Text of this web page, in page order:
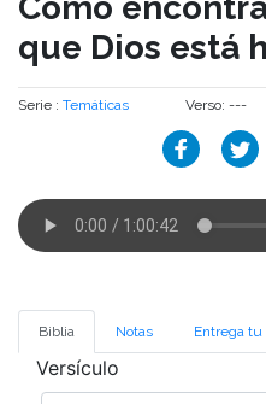
que Dios está
Serie : Temáticas Verso: ---
Biblia Notas Entrega tu